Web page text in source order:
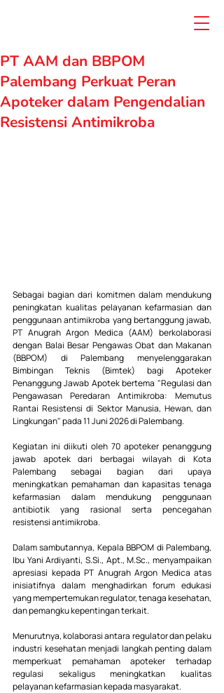
PT AAM dan BBPOM
Palembang Perkuat Peran
Apoteker dalam Pengendalian
Resistensi Antimikroba
Sebagai bagian dari komitmen dalam mendukung
peningkatan kualitas pelayanan kefarmasian dan
penggunaan antimikroba yang bertanggung jawab,
PT Anugrah Argon Medica (AAM) berkolaborasi
dengan Balai Besar Pengawas Obat dan Makanan
(BBPOM) di Palembang menyelenggarakan
Bimbingan Teknis (Bimtek) bagi Apoteker
Penanggung Jawab Apotek bertema "Regulasi dan
Pengawasan Peredaran Antimikroba: Memutus
Rantai Resistensi di Sektor Manusia, Hewan, dan
Lingkungan" pada 11 Juni 2026 di Palembang.
Kegiatan ini diikuti oleh 70 apoteker penanggung
jawab apotek dari berbagai wilayah di Kota
Palembang sebagai bagian dari upaya
meningkatkan pemahaman dan kapasitas tenaga
kefarmasian dalam mendukung penggunaan
antibiotik yang rasional serta pencegahan
resistensi antimikroba.
Dalam sambutannya, Kepala BBPOM di Palembang,
Ibu Yani Ardiyanti, S.Si., Apt., M.Sc., menyampaikan
apresiasi kepada PT Anugrah Argon Medica atas
inisiatifnya dalam menghadirkan forum edukasi
yang mempertemukan regulator, tenaga kesehatan,
dan pemangku kepentingan terkait.
Menurutnya, kolaborasi antara regulator dan pelaku
industri kesehatan menjadi langkah penting dalam
memperkuat pemahaman apoteker terhadap
regulasi sekaligus meningkatkan kualitas
pelayanan kefarmasian kepada masyarakat.